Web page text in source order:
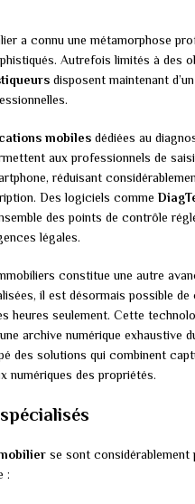
a connu une métamorphose
Autrefois limités à des
disposent maintenant
mobiles dédiées au
aux professionnels de
réduisant
Des logiciels comme
des points de contrôle
légales.
constitue une autre
il est désormais possible
heures seulement. Cette
archive numérique exhaustive
des solutions qui combinent
numériques des propriétés.
se sont
: